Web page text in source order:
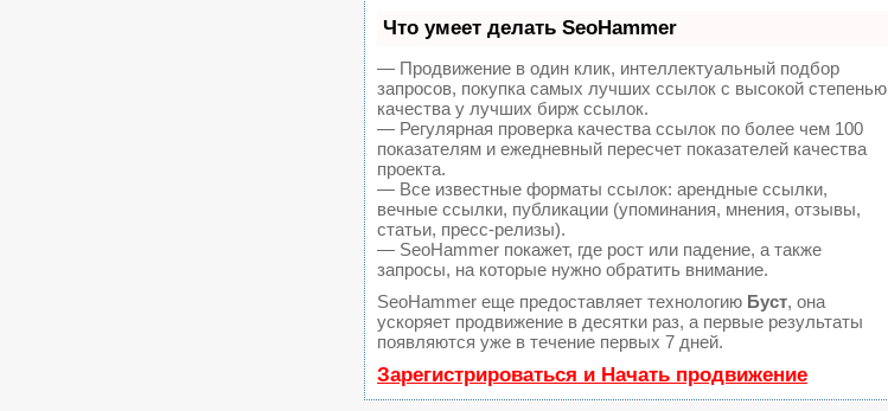
Что умеет делать SeoHammer
— Продвижение в один клик, интеллектуальный подбор
запросов, покупка самых лучших ссылок с высокой степенью
качества у лучших бирж ссылок.
— Регулярная проверка качества ссылок по более чем 100
показателям и ежедневный пересчет показателей качества
проекта.
— Все известные форматы ссылок: арендные ссылки,
вечные ссылки, публикации (упоминания, мнения, отзывы,
статьи, пресс-релизы).
— SeoHammer покажет, где рост или падение, а также
запросы, на которые нужно обратить внимание.
SeoHammer еще предоставляет технологию Буст, она
ускоряет продвижение в десятки раз, а первые результаты
появляются уже в течение первых 7 дней.
Зарегистрироваться и Начать продвижение